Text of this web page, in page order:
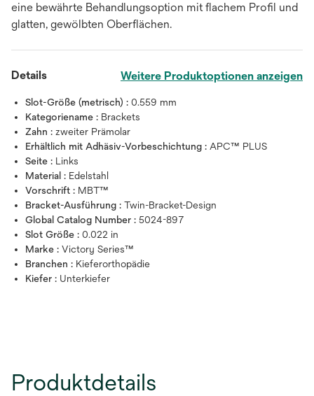
eine bewährte Behandlungsoption mit flachem Profil und
glatten, gewölbten Oberflächen.
Details Weitere Produktoptionen anzeigen
Slot-Größe (metrisch) : 0.559 mm
Kategoriename : Brackets
Zahn : zweiter Prämolar
Erhältlich mit Adhäsiv-Vorbeschichtung : APC™ PLUS
Seite : Links
Material : Edelstahl
Vorschrift : MBT™
Bracket-Ausführung : Twin-Bracket-Design
Global Catalog Number : 5024-897
Slot Größe : 0.022 in
Marke : Victory Series™
Branchen : Kieferorthopädie
Kiefer : Unterkiefer
Produktdetails